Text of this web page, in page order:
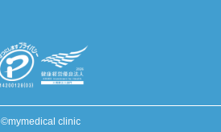
©mymedical clinic